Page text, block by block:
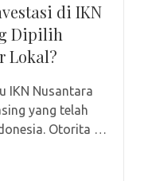
di IKN
Dipilih
Lokal?
IKN Nusantara
yang telah
Otorita …